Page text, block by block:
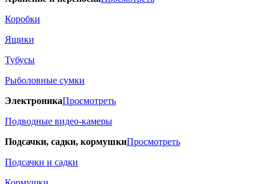
Коробки
Ящики
Тубусы
Рыболовные сумки
ЭлектроникаПросмотреть
Подводные видео-камеры
Подсачки, садки, кормушкиПросмотреть
Подсачки и садки